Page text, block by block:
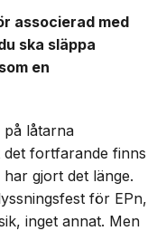
associerad med
ska släppa
en
låtarna
fortfarande finns
gjort det länge.
för EPn,
inget annat. Men